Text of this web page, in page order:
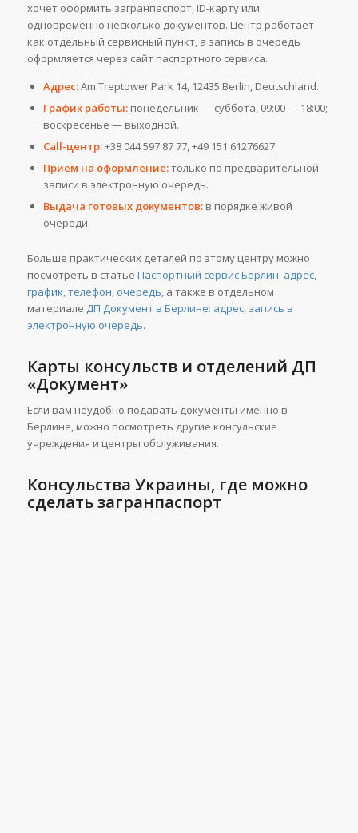
хочет оформить загранпаспорт, ID-карту или
одновременно несколько документов. Центр работает
как отдельный сервисный пункт, а запись в очередь
оформляется через сайт паспортного сервиса.
Адрес:Am Treptower Park 14, 12435 Berlin, Deutschland.
График работы:понедельник — суббота, 09:00 — 18:00;
воскресенье — выходной.
Call-центр:+38 044 597 87 77, +49 151 61276627.
Прием на оформление:только по предварительной
записи в электронную очередь.
Выдача готовых документов:в порядке живой
очереди.
Больше практических деталей по этому центру можно
посмотреть в статье Паспортный сервис Берлин: адрес,
график, телефон, очередь, а также в отдельном
материале ДП Документ в Берлине: адрес, запись в
электронную очередь.
Карты консульств и отделений ДП
«Документ»
Если вам неудобно подавать документы именно в
Берлине, можно посмотреть другие консульские
учреждения и центры обслуживания.
Консульства Украины, где можно
сделать загранпаспорт